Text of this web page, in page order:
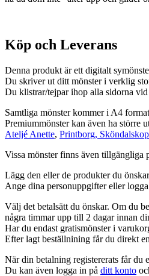
Köp och Leverans
Denna produkt är ett digitalt
Du skriver ut ditt mönster i verklig
Du klistrar/tejpar ihop alla sidorna
Samtliga mönster kommer i A4
Premiummönster kan även ha större
Ateljé Anette, Printborg,
Vissa mönster finns även tillgängliga
Lägg den eller de produkter du
Ange dina personuppgifter eller
Välj det betalsätt du önskar. Om du
några timmar upp till 2 dagar innan
Har du endast gratismönster i
Efter lagt beställnining får du direkt
När din betalning registererats får du
Du kan även logga in på ditt konto